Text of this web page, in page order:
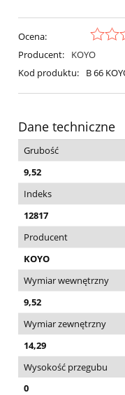
Ocena:
Producent:
KOYO
Kod produktu:
B 66
Dane techniczne
Grubość
9,52
Indeks
12817
Producent
KOYO
Wymiar wewnętrzny
9,52
Wymiar zewnętrzny
14,29
Wysokość przegubu
0